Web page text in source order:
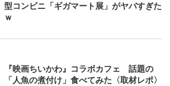
型コンビニ「ギガマート展」がヤバすぎた
ｗ
『映画ちいかわ』コラボカフェ 話題の
「人魚の煮付け」食べてみた〈取材レポ〉